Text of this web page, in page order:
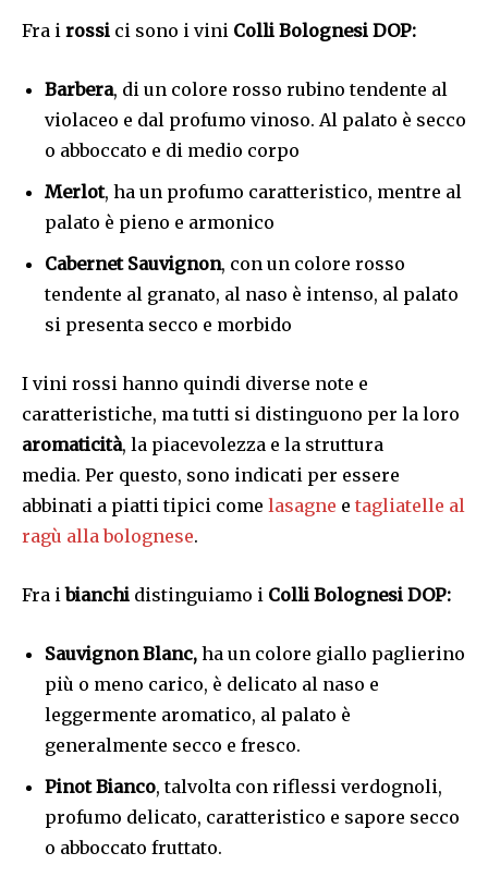
Fra i rossi ci sono i vini Colli Bolognesi DOP:
Barbera, di un colore rosso rubino tendente al
violaceo e dal profumo vinoso. Al palato è secco
o abboccato e di medio corpo
Merlot, ha un profumo caratteristico, mentre al
palato è pieno e armonico
Cabernet Sauvignon, con un colore rosso
tendente al granato, al naso è intenso, al palato
si presenta secco e morbido
I vini rossi hanno quindi diverse note e
caratteristiche, ma tutti si distinguono per la loro
aromaticità, la piacevolezza e la struttura
media. Per questo, sono indicati per essere
abbinati a piatti tipici come lasagne e tagliatelle al
ragù alla bolognese.
Fra ibianchi distinguiamo i Colli Bolognesi DOP:
Sauvignon Blanc, ha un colore giallo paglierino
più o meno carico, è delicato al naso e
leggermente aromatico, al palato è
generalmente secco e fresco.
Pinot Bianco, talvolta con riflessi verdognoli,
profumo delicato, caratteristico e sapore secco
o abboccato fruttato.